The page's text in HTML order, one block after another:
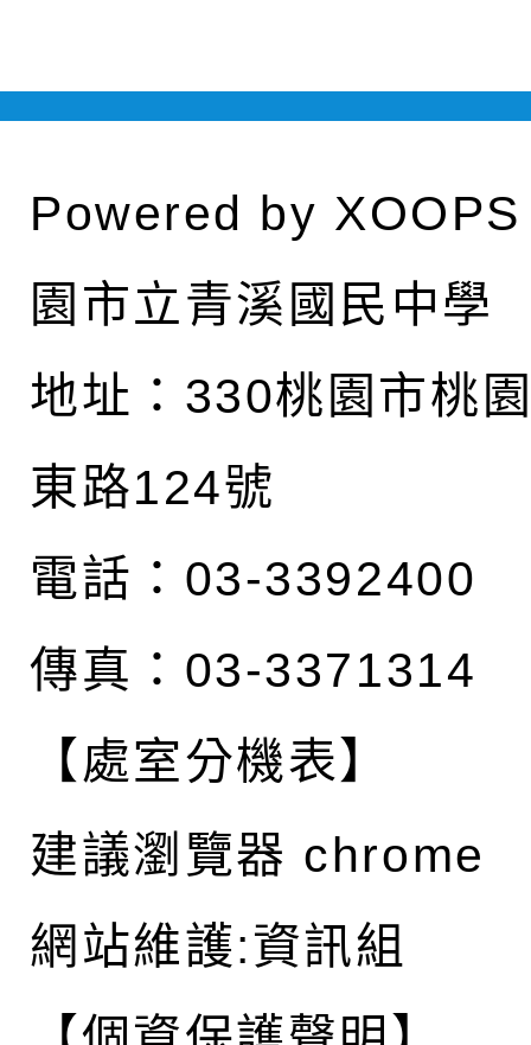
Powered by XOOPS
園市立青溪國民中學
地址： 330桃園市桃
東路124號
電話：03-3392400
傳真：03-3371314
【處室分機表】
建議瀏覽器 chrome
網站維護:資訊組